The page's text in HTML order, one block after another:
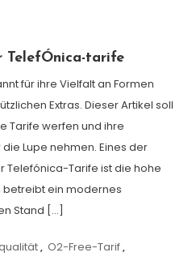
TelefÓnica-tarife
für ihre Vielfalt an Formen
Extras. Dieser Artikel soll
Tarife werfen und ihre
Lupe nehmen. Eines der
Tarife ist die hohe
betreibt ein modernes
Stand […]
, O2-Free-Tarif,